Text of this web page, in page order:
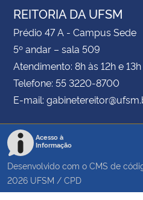
REITORIA DA UFSM
Prédio 47 A - Campus Sede
5º andar – sala 509
Atendimento: 8h às 12h e 13h
Telefone: 55 3220-8700
E-mail:
Acesso à
Informação
Desenvolvido com o CMS de
2026 UFSM / CPD